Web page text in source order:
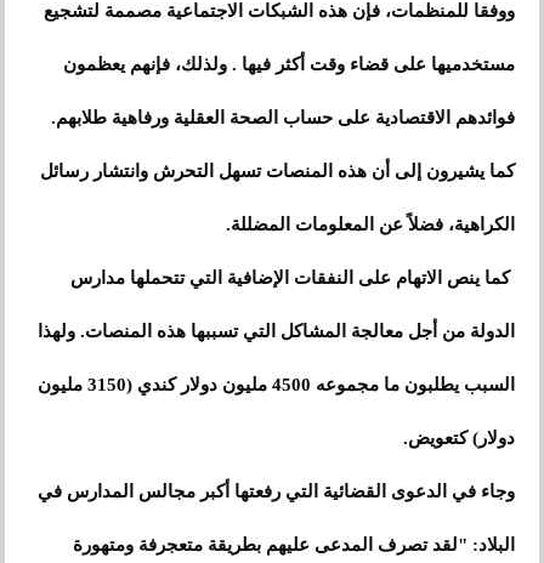
ووفقا للمنظمات، فإن هذه الشبكات الاجتماعية مصممة لتشجيع
مستخدميها على قضاء وقت أكثر فيها . ولذلك، فإنهم يعظمون
فوائدهم الاقتصادية على حساب الصحة العقلية ورفاهية طلابهم.
كما يشيرون إلى أن هذه المنصات تسهل التحرش وانتشار رسائل
الكراهية، فضلاً عن المعلومات المضللة.
كما ينص الاتهام على النفقات الإضافية التي تتحملها مدارس
الدولة من أجل معالجة المشاكل التي تسببها هذه المنصات. ولهذا
السبب يطلبون ما مجموعه 4500 مليون دولار كندي (3150 مليون
دولار) كتعويض.
وجاء في الدعوى القضائية التي رفعتها أكبر مجالس المدارس في
البلاد: "لقد تصرف المدعى عليهم بطريقة متعجرفة ومتهورة